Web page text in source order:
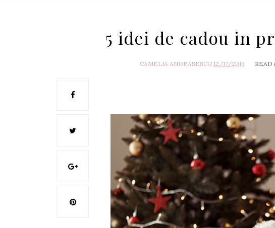
5 idei de cadou in
CAMELIA ANDRASESCU 12/17/2019 READ